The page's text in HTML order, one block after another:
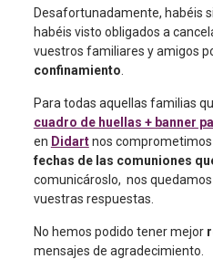
Desafortunadamente, habéis
habéis visto obligados a
vuestros familiares y amigos
confinamiento
Para todas aquellas familias
cuadro de huellas + banner
en Didartnos comprometimos
fechas de las comuniones
comunicároslo, nos
vuestras respuestas.
No hemos podido tener mejor
mensajes de agradecimiento.